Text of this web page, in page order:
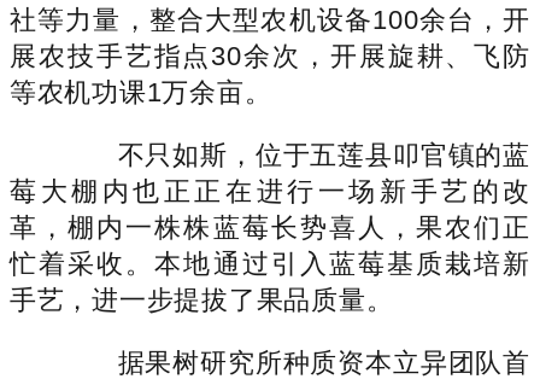
社等力量，整合大型农机设备100余台，开
展农技手艺指点30余次，开展旋耕、飞防
等农机功课1万余亩。
不只如斯，位于五莲县叩官镇的蓝
莓大棚内也正正在进行一场新手艺的改
革，棚内一株株蓝莓长势喜人，果农们正
忙着采收。本地通过引入蓝莓基质栽培新
手艺，进一步提拔了果品质量。
据果树研究所种质资本立异团队首